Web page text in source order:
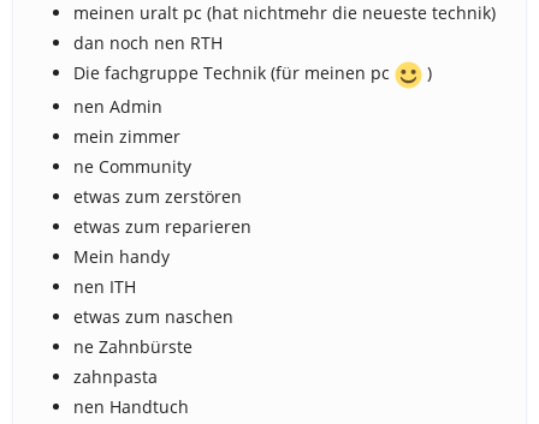
meinen uralt pc (hat nichtmehr die neueste technik)
dan noch nen RTH
Die fachgruppe Technik (für meinen pc
)
nen Admin
mein zimmer
ne Community
etwas zum zerstören
etwas zum reparieren
Mein handy
nen ITH
etwas zum naschen
ne Zahnbürste
zahnpasta
nen Handtuch